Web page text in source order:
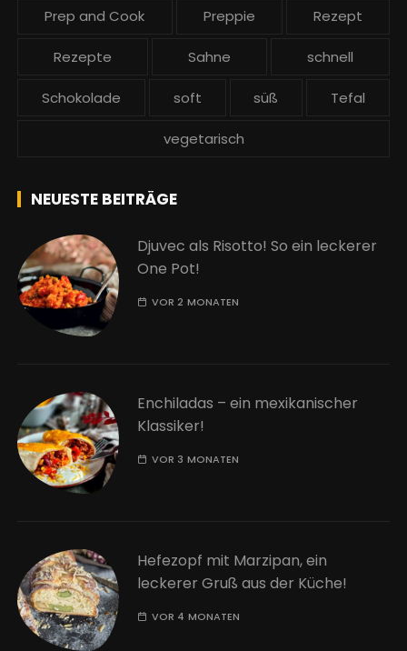
Prep and Cook Preppie Rezept
Rezepte Sahne schnell
Schokolade soft süß Tefal
vegetarisch
NEUESTE BEITRÄGE
Djuvec als Risotto! So ein leckerer
One Pot!
VOR 2 MONATEN
Enchiladas – ein mexikanischer
Klassiker!
VOR 3 MONATEN
Hefezopf mit Marzipan, ein
leckerer Gruß aus der Küche!
VOR 4 MONATEN